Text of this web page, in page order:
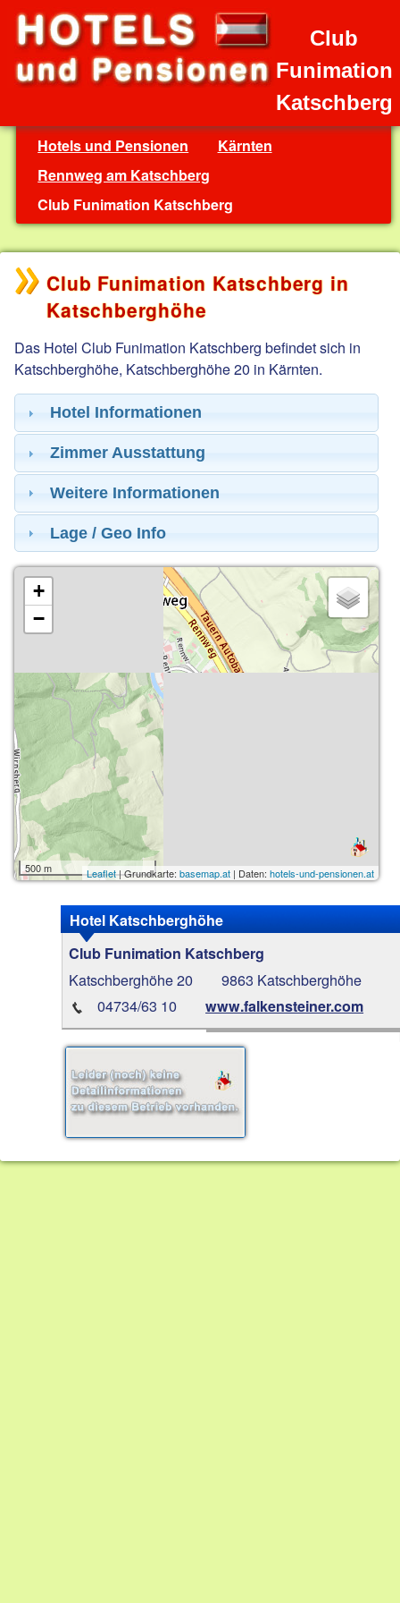
Club
Funimation
Katschberg
Hotels und Pensionen
Kärnten
Rennweg am Katschberg
Club Funimation Katschberg
Club Funimation Katschberg in
Katschberghöhe
Das Hotel Club Funimation Katschberg befindet sich in
Katschberghöhe, Katschberghöhe 20 in Kärnten.
Hotel Informationen
Zimmer Ausstattung
Weitere Informationen
Lage / Geo Info
+
−
500 m Leaflet| Grundkarte: basemap.at| Daten: hotels-und-pensionen.at
Hotel Katschberghöhe
Club Funimation Katschberg
Katschberghöhe 20
9863 Katschberghöhe
04734/63 10
www.falkensteiner.com